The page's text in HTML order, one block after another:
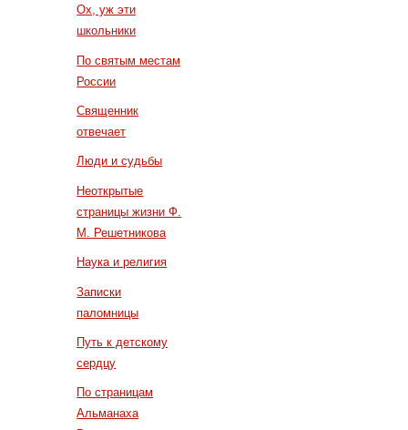
Ох, уж эти
школьники
По святым местам
России
Священник
отвечает
Люди и судьбы
Неоткрытые
страницы жизни Ф.
М. Решетникова
Наука и религия
Записки
паломницы
Путь к детскому
сердцу
По страницам
Альманаха